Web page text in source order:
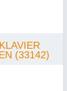
(33142)